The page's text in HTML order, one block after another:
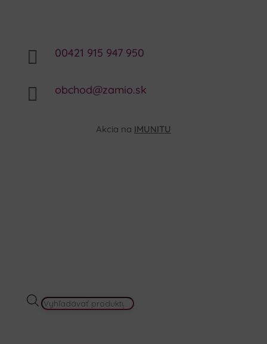
 00421 915 947 950
 obchod@zamio.sk
Akcia na IMUNITU
PRODUCTS